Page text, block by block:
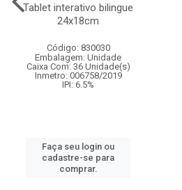
Tablet interativo bilingue
24x18cm
Código: 830030
Embalagem: Unidade
Caixa Com: 36 Unidade(s)
Inmetro: 006758/2019
IPI: 6.5%
Faça seu login ou
cadastre-se para
comprar.